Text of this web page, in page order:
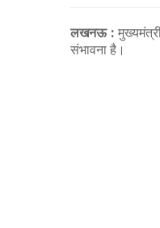
लखनऊ :
संभावना है।